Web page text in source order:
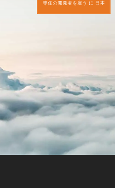
専任の開発者を雇う に 日本